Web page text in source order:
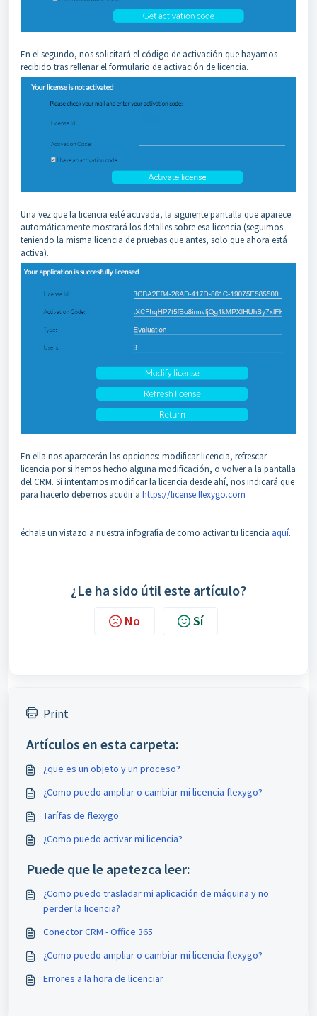
En el segundo, nos solicitará el código de activación que hayamos
recibido tras rellenar el formulario de activación de licencia.
Una vez que la licencia esté activada, la siguiente pantalla que aparece
automáticamente mostrará los detalles sobre esa licencia (seguimos
teniendo la misma licencia de pruebas que antes, solo que ahora está
activa).
En ella nos aparecerán las opciones: modificar licencia, refrescar
licencia por si hemos hecho alguna modificación, o volver a la pantalla
del CRM. Si intentamos modificar la licencia desde ahí, nos indicará que
para hacerlo debemos acudir a https://license.flexygo.com
échale un vistazo a nuestra infografía de como activar tu licencia aquí.
¿Le ha sido útil este artículo?
No Sí
Print
Artículos en esta carpeta:
¿que es un objeto y un proceso?
¿Como puedo ampliar o cambiar mi licencia flexygo?
Tarífas de flexygo
¿Como puedo activar mi licencia?
Puede que le apetezca leer:
¿Como puedo trasladar mi aplicación de máquina y no
perder la licencia?
Conector CRM - Office 365
¿Como puedo ampliar o cambiar mi licencia flexygo?
Errores a la hora de licenciar